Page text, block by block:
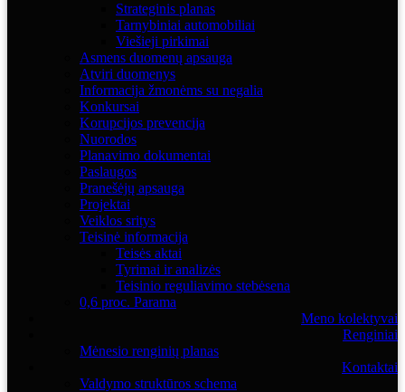
Strateginis planas
Tarnybiniai automobiliai
Viešieji pirkimai
Asmens duomenų apsauga
Atviri duomenys
Informacija žmonėms su negalia
Konkursai
Korupcijos prevencija
Nuorodos
Planavimo dokumentai
Paslaugos
Pranešėjų apsauga
Projektai
Veiklos sritys
Teisinė informacija
Teisės aktai
Tyrimai ir analizės
Teisinio reguliavimo stebėsena
0,6 proc. Parama
Meno kolektyvai
Renginiai
Mėnesio renginių planas
Kontaktai
Valdymo struktūros schema